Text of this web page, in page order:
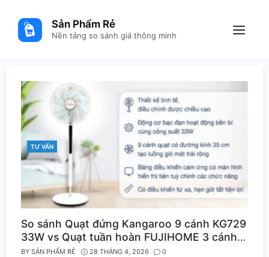
content
Sản Phẩm Rẻ
Nền tảng so sánh giá thông minh Menu
CATEGORIES
TƯ VẤN
So sánh Quạt đứng Kangaroo 9 cánh KG729
33W vs Quạt tuần hoàn FUJIHOME 3 cánh
CFR01PRO-VOICE 40W Đen
BY SẢN PHẨM RẺ 28 THÁNG 4, 2026 0